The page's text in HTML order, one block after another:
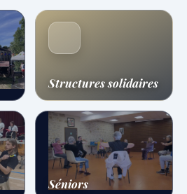
Structures solidaires
Séniors